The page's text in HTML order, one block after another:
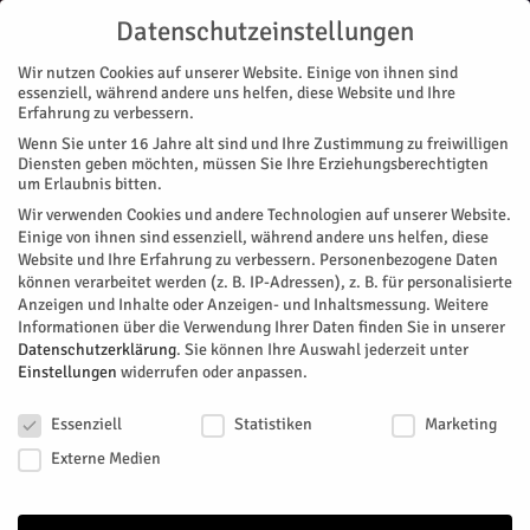
Start BITTE
#47 BITTE
November 1, 2015 219 0
Facebook Twitter
Datenschutzeinstellungen
Wir nutzen Cookies auf unserer Website. Einige von ihnen sind
essenziell, während andere uns helfen, diese Website und Ihre
Erfahrung zu verbessern.
Wenn Sie unter 16 Jahre alt sind und Ihre Zustimmung zu freiwilligen
Diensten geben möchten, müssen Sie Ihre Erziehungsberechtigten
um Erlaubnis bitten.
Wir verwenden Cookies und andere Technologien auf unserer Website.
Einige von ihnen sind essenziell, während andere uns helfen, diese
Website und Ihre Erfahrung zu verbessern. Personenbezogene Daten
können verarbeitet werden (z. B. IP-Adressen), z. B. für personalisierte
Anzeigen und Inhalte oder Anzeigen- und Inhaltsmessung. Weitere
Informationen über die Verwendung Ihrer Daten finden Sie in unserer
Datenschutzerklärung. Sie können Ihre Auswahl jederzeit unter
Einstellungen widerrufen oder anpassen.
Essenziell
Statistiken
Marketing
Externe Medien